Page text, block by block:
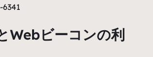
6341
Webビーコンの利